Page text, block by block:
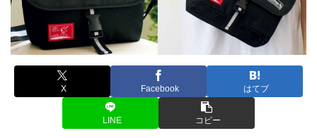
X Facebook はてブ
LINE コピー